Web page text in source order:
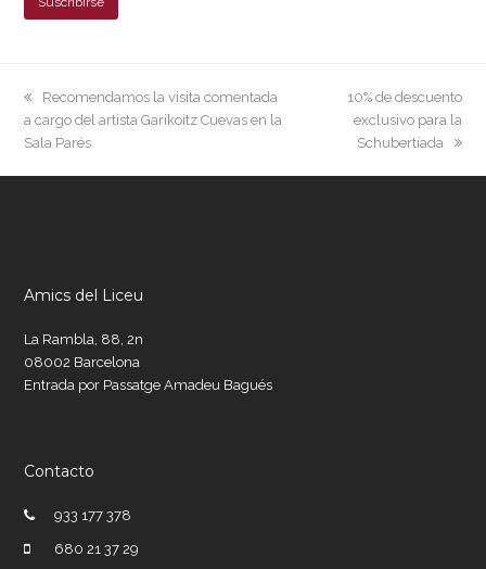
previous
post:
Recomendamos la visita comentada
a cargo del artista Garikoitz Cuevas en la
Sala Parés
next
post:
10% de descuento
exclusivo para la
Schubertíada
Amics del Liceu
La Rambla, 88, 2n
08002 Barcelona
Entrada por Passatge Amadeu Bagués
Contacto
933 177 378
680 21 37 29